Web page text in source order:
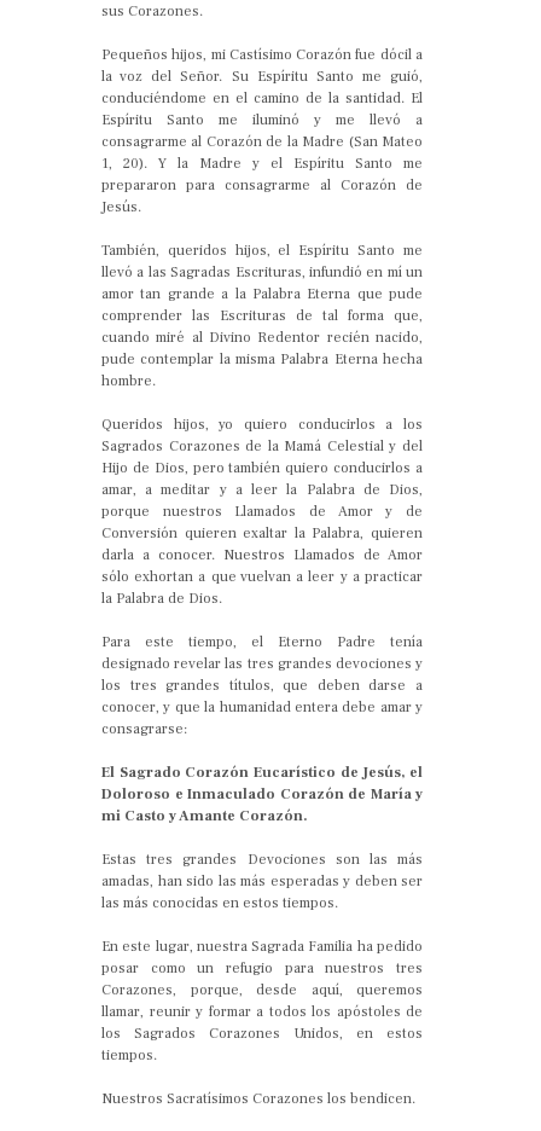
sus Corazones.
Pequeños hijos, mi Castísimo Corazón fue dócil a
la voz del Señor. Su Espíritu Santo me guió,
conduciéndome en el camino de la santidad. El
Espíritu Santo me iluminó y me llevó a
consagrarme al Corazón de la Madre (San Mateo
1, 20). Y la Madre y el Espíritu Santo me
prepararon para consagrarme al Corazón de
Jesús.
También, queridos hijos, el Espíritu Santo me
llevó a las Sagradas Escrituras, infundió en mí un
amor tan grande a la Palabra Eterna que pude
comprender las Escrituras de tal forma que,
cuando miré al Divino Redentor recién nacido,
pude contemplar la misma Palabra Eterna hecha
hombre.
Queridos hijos, yo quiero conducirlos a los
Sagrados Corazones de la Mamá Celestial y del
Hijo de Dios, pero también quiero conducirlos a
amar, a meditar y a leer la Palabra de Dios,
porque nuestros Llamados de Amor y de
Conversión quieren exaltar la Palabra, quieren
darla a conocer. Nuestros Llamados de Amor
sólo exhortan a que vuelvan a leer y a practicar
la Palabra de Dios.
Para este tiempo, el Eterno Padre tenía
designado revelar las tres grandes devociones y
los tres grandes títulos, que deben darse a
conocer, y que la humanidad entera debe amar y
consagrarse:
El Sagrado Corazón Eucarístico de Jesús, el
Doloroso e Inmaculado Corazón de María y
mi Casto y Amante Corazón.
Estas tres grandes Devociones son las más
amadas, han sido las más esperadas y deben ser
las más conocidas en estos tiempos.
En este lugar, nuestra Sagrada Familia ha pedido
posar como un refugio para nuestros tres
Corazones, porque, desde aquí, queremos
llamar, reunir y formar a todos los apóstoles de
los Sagrados Corazones Unidos, en estos
tiempos.
Nuestros Sacratísimos Corazones los bendicen.